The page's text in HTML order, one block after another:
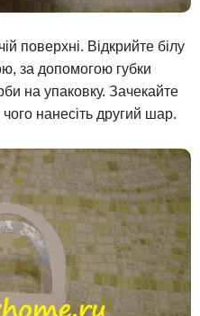
поверхні. Відкрийте білу
за допомогою губки
на упаковку. Зачекайте
нанесіть другий шар.